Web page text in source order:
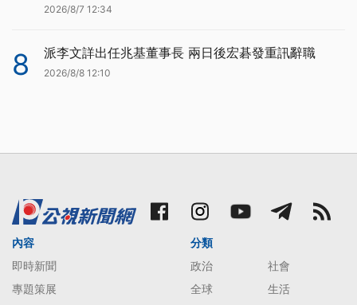
2026/8/7 12:34
8 派李文詳出任兆基董事長 兩日後宏碁發重訊辭職
2026/8/8 12:10
內容
即時新聞
專題策展
分類
政治
社會
全球
生活